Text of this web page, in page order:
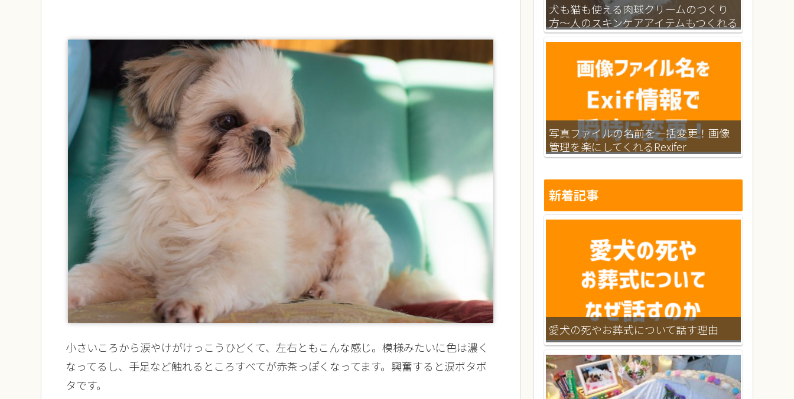
小さいころから涙やけがけっこうひどくて、左右ともこんな感じ。模様みたいに色は濃く
なってるし、手足など触れるところすべてが赤茶っぽくなってます。興奮すると涙ボタボ
タです。
犬も猫も使える肉球クリームのつくり
方～人のスキンケアアイテムもつくれる
レシピつき
写真ファイルの名前を一括変更！画像
管理を楽にしてくれるRexifer
新着記事
愛犬の死やお葬式について話す理由